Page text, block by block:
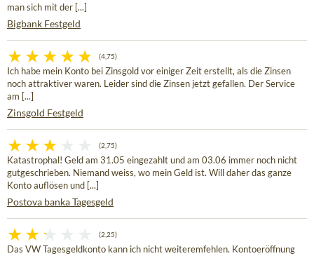
man sich mit der [...]
Bigbank Festgeld
(4,75)
Ich habe mein Konto bei Zinsgold vor einiger Zeit erstellt, als die Zinsen
noch attraktiver waren. Leider sind die Zinsen jetzt gefallen. Der Service
am [...]
Zinsgold Festgeld
(2,75)
Katastrophal! Geld am 31.05 eingezahlt und am 03.06 immer noch nicht
gutgeschrieben. Niemand weiss, wo mein Geld ist. Will daher das ganze
Konto auflösen und [...]
Postova banka Tagesgeld
(2,25)
Das VW Tagesgeldkonto kann ich nicht weiteremfehlen. Kontoeröffnung